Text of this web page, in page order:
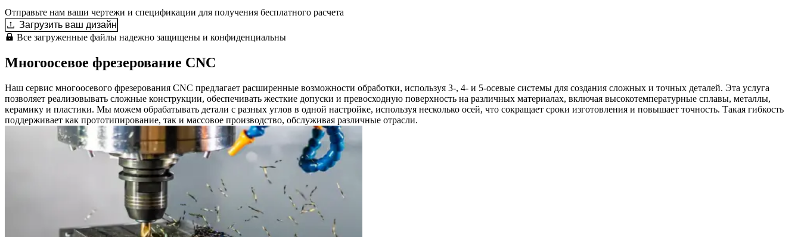
Отправьте нам ваши чертежи и спецификации для получения бесплатного расчета
Загрузить ваш дизайн
Все загруженные файлы надежно защищены и конфиденциальны
Многоосевое фрезерование CNC
Наш сервис многоосевого фрезерования CNC предлагает расширенные возможности обработки, используя 3-, 4- и 5-осевые системы для создания сложных и точных деталей. Эта услуга
позволяет реализовывать сложные конструкции, обеспечивать жесткие допуски и превосходную поверхность на различных материалах, включая высокотемпературные сплавы, металлы,
керамику и пластики. Мы можем обрабатывать детали с разных углов в одной настройке, используя несколько осей, что сокращает сроки изготовления и повышает точность. Такая гибкость
поддерживает как прототипирование, так и массовое производство, обслуживая различные отрасли.